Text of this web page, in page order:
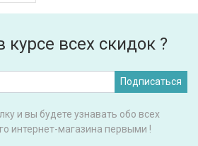
курсе всех скидок ?
Подписаться
и вы будете узнавать обо всех
интернет-магазина первыми !